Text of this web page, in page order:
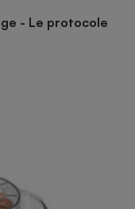
- Le protocole